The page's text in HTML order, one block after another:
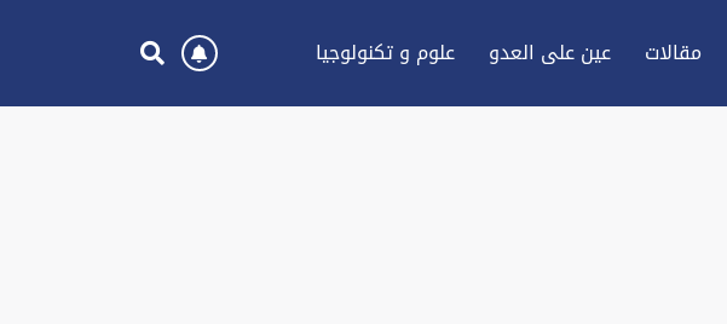
مقالات عين علی العدو علوم و تكنولوجيا